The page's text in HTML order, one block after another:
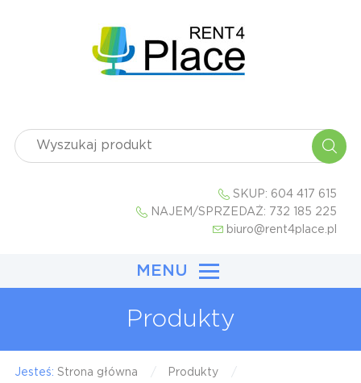
SKUP: 604 417 615
NAJEM/SPRZEDAŻ: 732 185 225
biuro@rent4place.pl
MENU
Produkty
Jesteś: Strona główna
Produkty